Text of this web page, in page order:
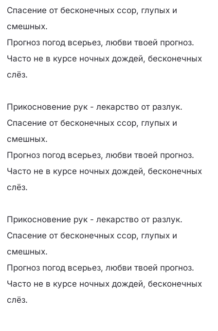
Спасение от бесконечных ссор, глупых и
смешных.
Прогноз погод всерьез, любви твоей прогноз.
Часто не в курсе ночных дождей, бесконечных
слёз.
Прикосновение рук - лекарство от разлук.
Спасение от бесконечных ссор, глупых и
смешных.
Прогноз погод всерьез, любви твоей прогноз.
Часто не в курсе ночных дождей, бесконечных
слёз.
Прикосновение рук - лекарство от разлук.
Спасение от бесконечных ссор, глупых и
смешных.
Прогноз погод всерьез, любви твоей прогноз.
Часто не в курсе ночных дождей, бесконечных
слёз.